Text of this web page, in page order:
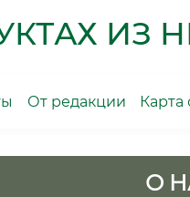
ИЗ
От редакции Карта
О